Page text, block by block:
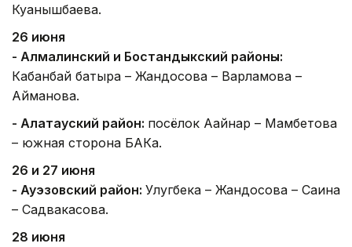
Куанышбаева.
26 июня
- Алмалинский и Бостандыкский районы:
Кабанбай батыра – Жандосова – Варламова –
Айманова.
- Алатауский район: посёлок Аққайнар – Мамбетова
– южная сторона БАКа.
26 и 27 июня
- Ауэзовский район: Улугбека – Жандосова – Саина
– Садвакасова.
28 июня